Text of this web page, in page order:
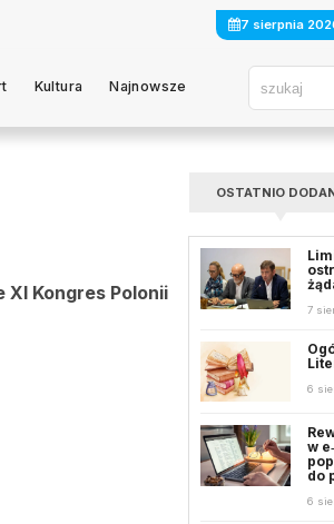
7 sierpnia
Kultura Najnowsze
Kongres Polonii
OSTATNIO
7
6
w
do
6